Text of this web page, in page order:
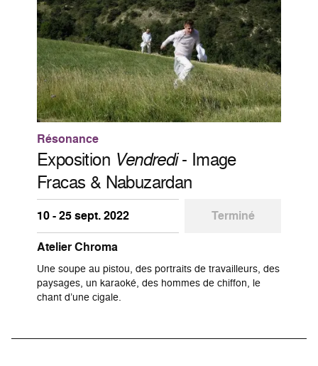
Résonance
Exposition Vendredi- Image
Fracas & Nabuzardan
10 - 25 sept. 2022
Terminé
Atelier Chroma
Une soupe au pistou, des portraits de travailleurs, des
paysages, un karaoké, des hommes de chiffon, le
chant d’une cigale.